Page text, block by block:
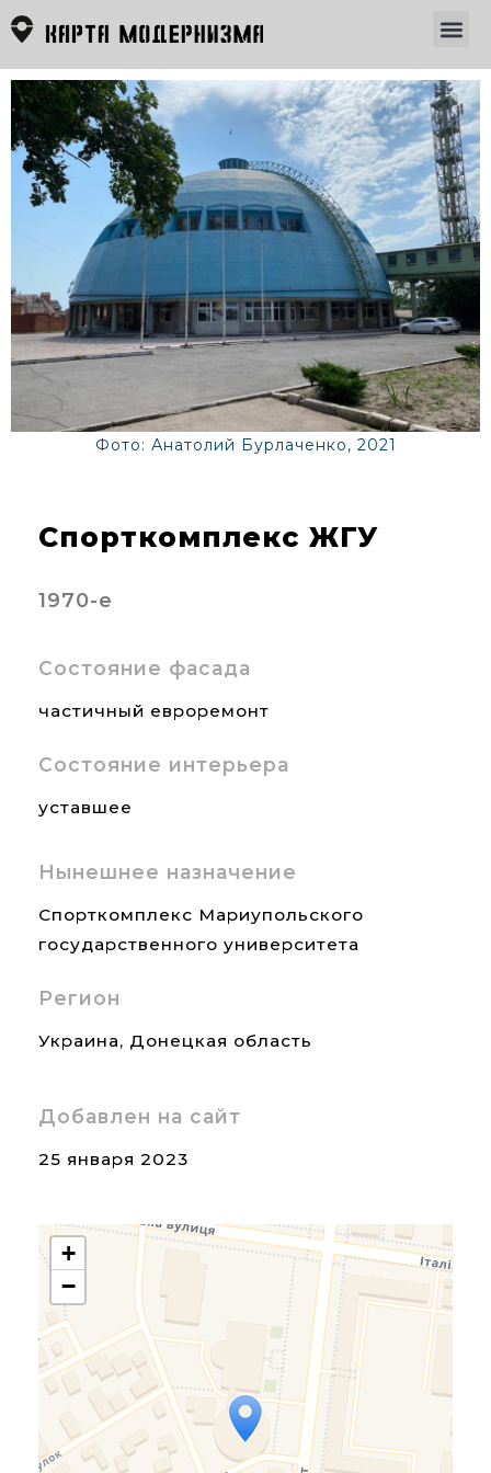
Фото: Анатолий Бурлаченко, 2021
Спорткомплекс ЖГУ
1970-е
Состояние фасада
частичный евроремонт
Состояние интерьера
уставшее
Нынешнее назначение
Спорткомплекс Мариупольского
государственного университета
Регион
Украина, Донецкая область
Добавлен на сайт
25 января 2023
Travelers' Map is loading...
If you see this after your
page is loaded completely,
+
−